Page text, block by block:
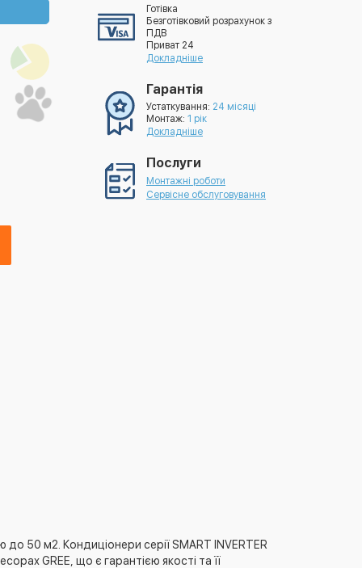
Готівка
Безготівковий розрахунок з
ПДВ
Приват 24
Докладніше
Гарантія
Устаткування: 24 місяці
Монтаж: 1 рік
Докладніше
Послуги
Монтажні роботи
Сервісне обслуговування
50 м2. Кондиціонери серії SMART INVERTER
GREE, що є гарантією якості та її